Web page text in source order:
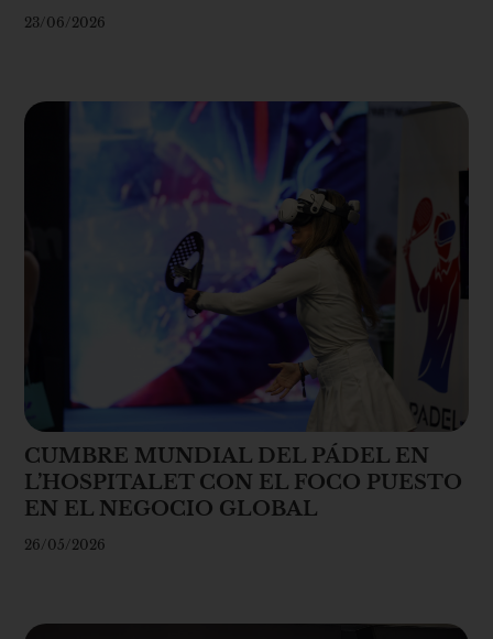
23/06/2026
CUMBRE MUNDIAL DEL PÁDEL EN
L’HOSPITALET CON EL FOCO PUESTO
EN EL NEGOCIO GLOBAL
26/05/2026